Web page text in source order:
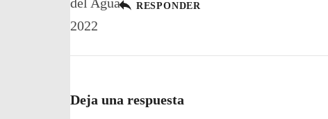
RESPONDER
Deja una respuesta